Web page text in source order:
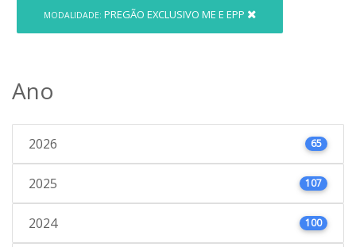
MODALIDADE: PREGÃO EXCLUSIVO ME E EPP
Ano
2026 65
2025 107
2024 100